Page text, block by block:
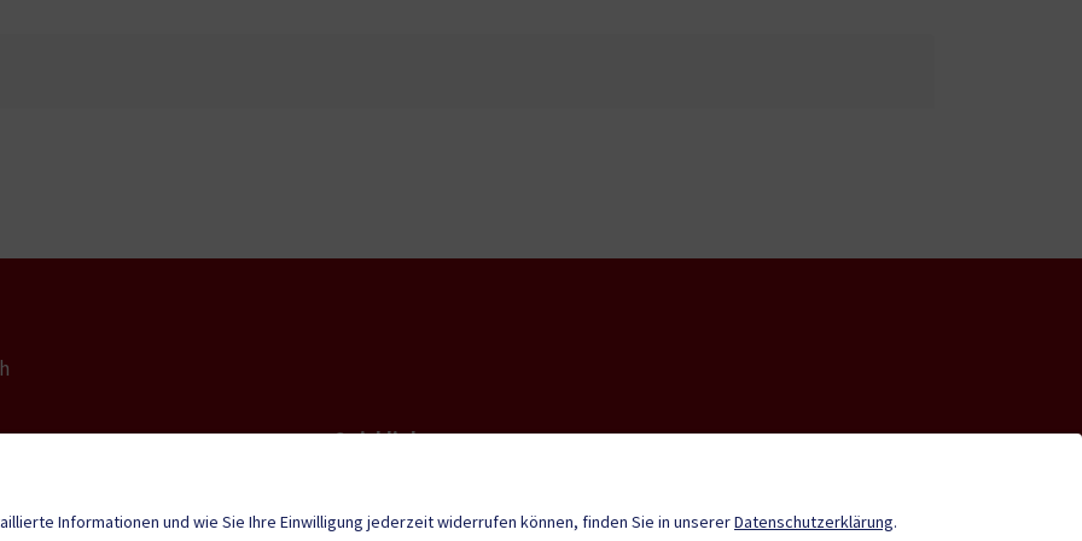
Quicklinks
Informationen und wie Sie Ihre Einwilligung jederzeit widerrufen können, finden Sie in unsererDatenschutzerklärung.